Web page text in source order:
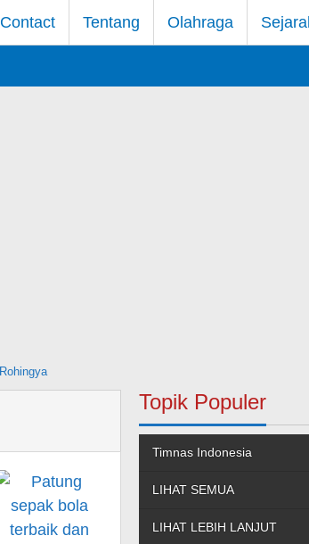
Contact Tentang Olahraga
Rohingya
Topik Populer
Timnas Indonesia
LIHAT SEMUA
LIHAT LEBIH LANJUT